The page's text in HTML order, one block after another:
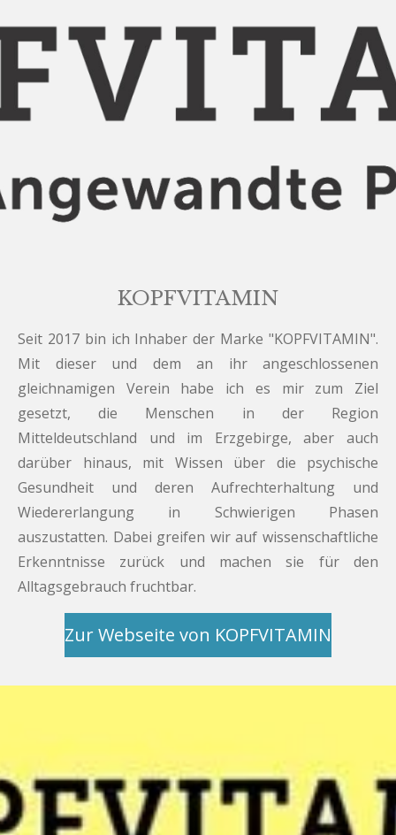
KOPFVITAMIN
Seit 2017 bin ich Inhaber der Marke "KOPFVITAMIN".
Mit dieser und dem an ihr angeschlossenen
gleichnamigen Verein habe ich es mir zum Ziel
gesetzt, die Menschen in der Region
Mitteldeutschland und im Erzgebirge, aber auch
darüber hinaus, mit Wissen über die psychische
Gesundheit und deren Aufrechterhaltung und
Wiedererlangung in Schwierigen Phasen
auszustatten. Dabei greifen wir auf wissenschaftliche
Erkenntnisse zurück und machen sie für den
Alltagsgebrauch fruchtbar.
Zur Webseite von KOPFVITAMIN